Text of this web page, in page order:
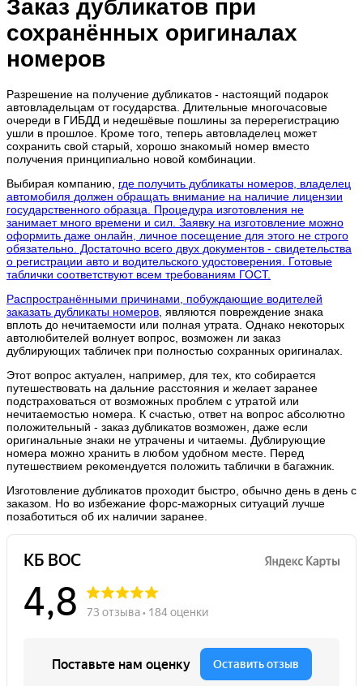
Заказ дубликатов при
сохранённых оригиналах
номеров
Разрешение на получение дубликатов - настоящий подарок
автовладельцам от государства. Длительные многочасовые
очереди в ГИБДД и недешёвые пошлины за перерегистрацию
ушли в прошлое. Кроме того, теперь автовладелец может
сохранить свой старый, хорошо знакомый номер вместо
получения принципиально новой комбинации.
Выбирая компанию, где получить дубликаты номеров, владелец
автомобиля должен обращать внимание на наличие лицензии
государственного образца. Процедура изготовления не
занимает много времени и сил. Заявку на изготовление можно
оформить даже онлайн, личное посещение для этого не строго
обязательно. Достаточно всего двух документов - свидетельства
о регистрации авто и водительского удостоверения. Готовые
таблички соответствуют всем требованиям ГОСТ.
Распространёнными причинами, побуждающие водителей
заказать дубликаты номеров , являются повреждение знака
вплоть до нечитаемости или полная утрата. Однако некоторых
автолюбителей волнует вопрос, возможен ли заказ
дублирующих табличек при полностью сохранных оригиналах.
Этот вопрос актуален, например, для тех, кто собирается
путешествовать на дальние расстояния и желает заранее
подстраховаться от возможных проблем с утратой или
нечитаемостью номера. К счастью, ответ на вопрос абсолютно
положительный - заказ дубликатов возможен, даже если
оригинальные знаки не утрачены и читаемы. Дублирующие
номера можно хранить в любом удобном месте. Перед
путешествием рекомендуется положить таблички в багажник.
Изготовление дубликатов проходит быстро, обычно день в день с
заказом. Но во избежание форс-мажорных ситуаций лучше
позаботиться об их наличии заранее.